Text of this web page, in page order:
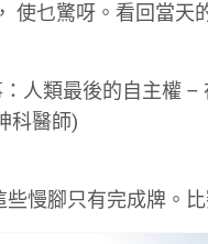
使乜驚呀。看回當天
人類最後的自主權 –
科醫師)
些慢腳只有完成牌。